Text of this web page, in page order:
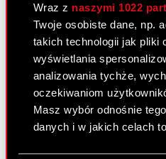
Wraz z naszymi 1022
Twoje osobiste dane, np.
takich technologii jak pliki
wyświetlania
analizowania tychże,
oczekiwaniom
Masz wybór odnośnie
danych i w jakich celach
Komentarz do
PROJEKT – Q1